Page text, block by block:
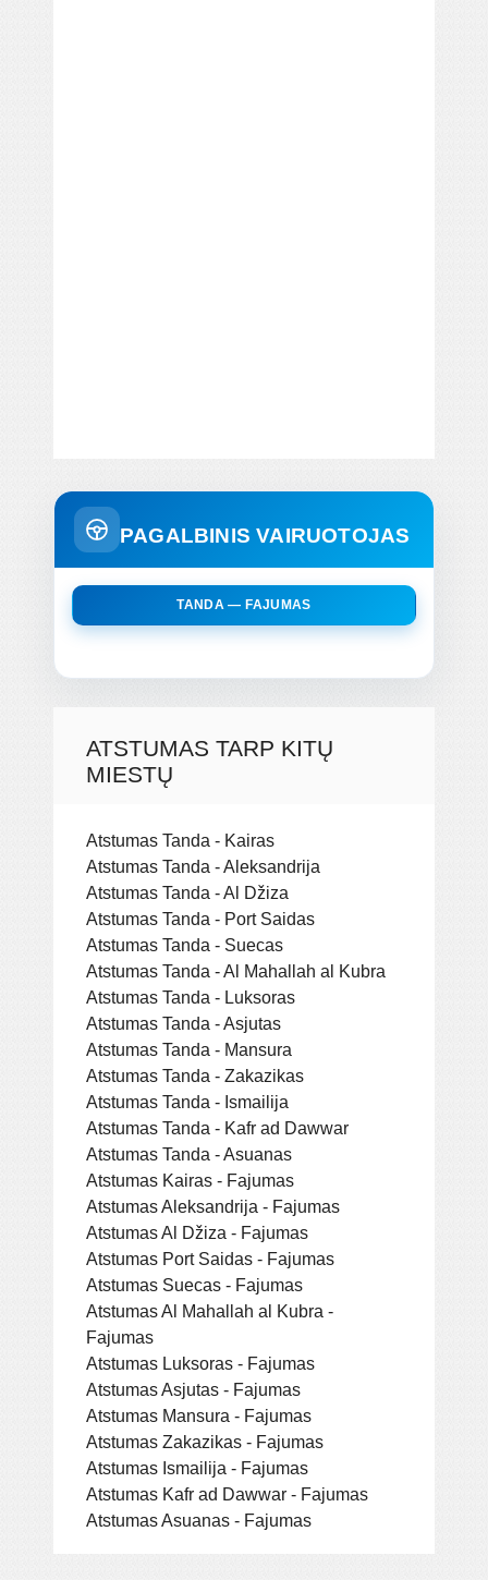
PAGALBINIS VAIRUOTOJAS
TANDA — FAJUMAS
ATSTUMAS TARP KITŲ
MIESTŲ
Atstumas Tanda - Kairas
Atstumas Tanda - Aleksandrija
Atstumas Tanda - Al Džiza
Atstumas Tanda - Port Saidas
Atstumas Tanda - Suecas
Atstumas Tanda - Al Mahallah al Kubra
Atstumas Tanda - Luksoras
Atstumas Tanda - Asjutas
Atstumas Tanda - Mansura
Atstumas Tanda - Zakazikas
Atstumas Tanda - Ismailija
Atstumas Tanda - Kafr ad Dawwar
Atstumas Tanda - Asuanas
Atstumas Kairas - Fajumas
Atstumas Aleksandrija - Fajumas
Atstumas Al Džiza - Fajumas
Atstumas Port Saidas - Fajumas
Atstumas Suecas - Fajumas
Atstumas Al Mahallah al Kubra -
Fajumas
Atstumas Luksoras - Fajumas
Atstumas Asjutas - Fajumas
Atstumas Mansura - Fajumas
Atstumas Zakazikas - Fajumas
Atstumas Ismailija - Fajumas
Atstumas Kafr ad Dawwar - Fajumas
Atstumas Asuanas - Fajumas